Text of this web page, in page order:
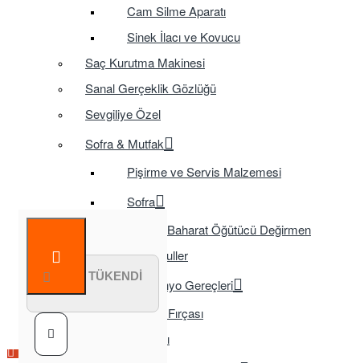
Cam Silme Aparatı
Sinek İlacı ve Kovucu
Saç Kurutma Makinesi
Sanal Gerçeklik Gözlüğü
Sevgiliye Özel
Sofra & Mutfak
Pişirme ve Servis Malzemesi
Sofra
Baharat Öğütücü Değirmen
Tasarruflu Ampuller
Temizlik ve Banyo Gereçleri
Tuvalet Fırçası
TV Aksesuarları
STOK TÜKENDİ
Çok Satılan Ürün
Çok Satılan Ürün
Çok Satılan Ürün
Çok Satılan Ürün